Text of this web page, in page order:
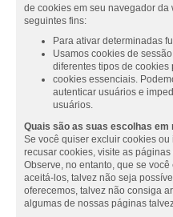
de cookies em seu navegador
seguintes fins:
Para ativar determinadas
Usamos cookies de
diferentes tipos de cookies
cookies essenciais.
autenticar usuários e
usuários.
Quais são as suas escolhas
Se você quiser excluir cookies
recusar cookies, visite as
Observe, no entanto, que se
aceitá-los, talvez não seja
oferecemos, talvez não consiga
algumas de nossas páginas